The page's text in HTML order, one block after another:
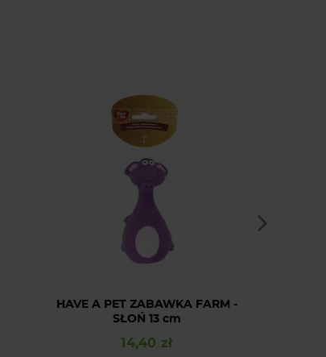
HAVE A PET ZABAWKA FARM -
SŁOŃ 13 cm
Cena
14,40 zł